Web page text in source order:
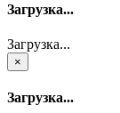
Загрузка...
Загрузка...
×
Загрузка...